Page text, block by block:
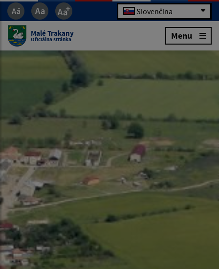
Slovenčina
Malé Trakany
Oficiálna stránka Menu